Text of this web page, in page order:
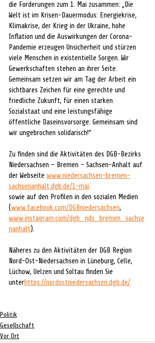
die Forderungen zum 1. Mai zusammen: „Die
Welt ist im Krisen-Dauermodus: Energiekrise,
Klimakrise, der Krieg in der Ukraine, hohe
Inflation und die Auswirkungen der Corona-
Pandemie erzeugen Unsicherheit und stürzen
viele Menschen in existentielle Sorgen. Wir
Gewerkschaften stehen an ihrer Seite.
Gemeinsam setzen wir am Tag der Arbeit ein
sichtbares Zeichen für eine gerechte und
friedliche Zukunft, für einen starken
Sozialstaat und eine leistungsfähige
öffentliche Daseinsvorsorge. Gemeinsam sind
wir ungebrochen solidarisch!“
Zu finden sind die Aktivitäten des DGB-Bezirks
Niedersachsen – Bremen – Sachsen-Anhalt auf
der Webseite www.niedersachsen-bremen-
sachsenanhalt.dgb.de/1-mai
sowie auf den Profilen in den sozialen Medien
(www.facebook.com/DGBniedersachsen,
www.instagram.com/dgb_nds_bremen_sachse
nanhalt).
Näheres zu den Aktivitäten der DGB Region
Nord-Ost-Niedersachsen in Lüneburg, Celle,
Lüchow, Uelzen und Soltau finden Sie
unterhttps://nordostniedersachsen.dgb.de/
Politik
Gesellschaft
Vor Ort